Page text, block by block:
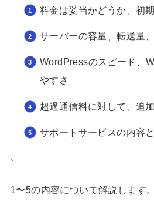
料金は妥当かどうか、初
サーバーの容量、転送量
WordPressのスピード、
やすさ
超過通信料に対して、追
サポートサービスの内容
1〜5の内容について解説します。